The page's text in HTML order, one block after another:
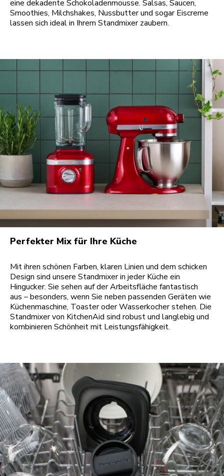
eine dekadente Schokoladenmousse. Salsas, Saucen,
Smoothies, Milchshakes, Nussbutter und sogar Eiscreme
lassen sich ideal in Ihrem Standmixer zaubern.
Perfekter Mix für Ihre Küche
Mit ihren schönen Farben, klaren Linien und dem schicken
Design sind unsere Standmixer in jeder Küche ein
Hingucker. Sie sehen auf der Arbeitsfläche fantastisch
aus – besonders, wenn Sie neben passenden Geräten wie
Küchenmaschine, Toaster oder Wasserkocher stehen. Die
Standmixer von KitchenAid sind robust und langlebig und
kombinieren Schönheit mit Leistungsfähigkeit.